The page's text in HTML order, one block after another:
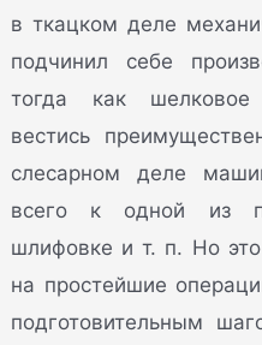
в ткацком деле
подчинил себе
тогда как шелковое
вестись
слесарном деле
всего к одной из
шлифовке и т. п. Но
на простейшие
подготовительным